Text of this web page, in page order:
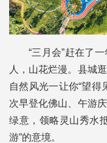
“三月会”赶在了
人，山花烂漫。县城
自然风光一让你“望得
次早登化佛山、午游
绿意，领略灵山秀水
游”的意境。